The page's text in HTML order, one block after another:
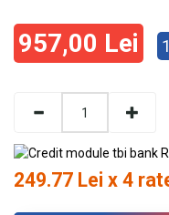
957,00 Lei
249.77 Lei x 4